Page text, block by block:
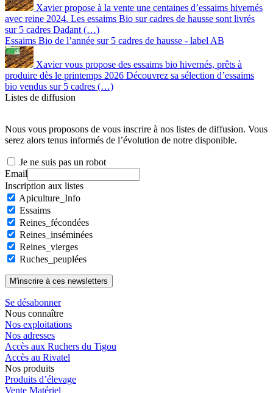
Xavier propose à la vente une centaines d’essaims hivernés
avec reine 2024. Les essaims Bio sur cadres de hausse sont livrés
sur 5 cadres Dadant (…)
Essaims Bio de l’année sur 5 cadres de hausse - label AB
Xavier vous propose des essaims bio hivernés, prêts à
produire dès le printemps 2026 Découvrez sa sélection d’essaims
bio vendus sur 5 cadres (…)
Listes de diffusion
Nous vous proposons de vous inscrire à nos listes de diffusion. Vous
serez alors tenus informés de l’évolution de notre disponible.
Je ne suis pas un robot
Email
Inscription aux listes
Apiculture_Info
Essaims
Reines_fécondées
Reines_inséminées
Reines_vierges
Ruches_peuplées
Se désabonner
Nous connaître
Nos exploitations
Nos adresses
Accès aux Ruchers du Tigou
Accès au Rivatel
Nos produits
Produits d’élevage
Vente Matériel